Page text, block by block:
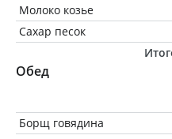
Молоко козье
Сахар песок
Обед
Борщ говядина